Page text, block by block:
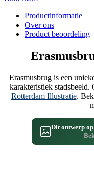
Productinformatie
Over ons
Product beoordeling
Erasmusbrug is een
karakteristiek
Rotterdam Illustratie.
Dit ontwerp